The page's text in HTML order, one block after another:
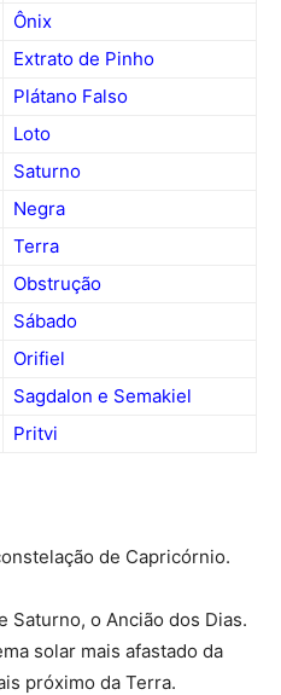
Ônix
Extrato de Pinho
Plátano Falso
Loto
Saturno
Negra
Terra
Obstrução
Sábado
Orifiel
Sagdalon e Semakiel
Pritvi
de Capricórnio.
Saturno, o Ancião dos Dias.
solar mais afastado da
próximo da Terra.